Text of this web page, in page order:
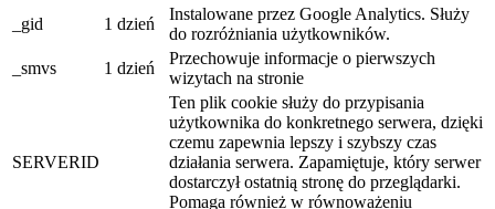
_gid
1 dzień
Instalowane przez Google Analytics. Służy
do rozróżniania użytkowników.
_smvs
1 dzień
Przechowuje informacje o pierwszych
wizytach na stronie
SERVERID
Ten plik cookie służy do przypisania
użytkownika do konkretnego serwera, dzięki
czemu zapewnia lepszy i szybszy czas
działania serwera. Zapamiętuje, który serwer
dostarczył ostatnią stronę do przeglądarki.
Pomaga również w równoważeniu